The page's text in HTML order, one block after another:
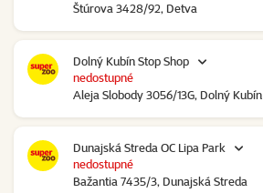
Štúrova 3428/92, Detva
Dolný Kubín Stop Shop
Aleja Slobody 3056/13G, Dolný Kubín
nedostupné
Dunajská Streda OC Lipa Park
Bažantia 7435/3, Dunajská Streda
nedostupné